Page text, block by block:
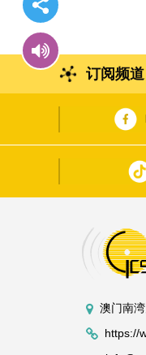
订阅频道
澳门南
https://